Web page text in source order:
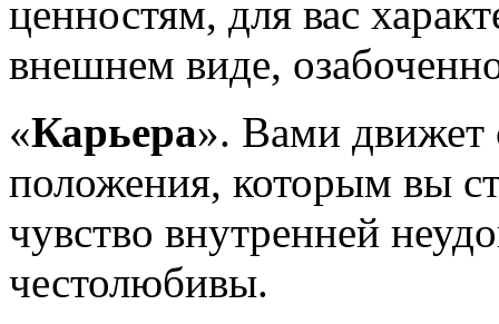
ценностям, для вас
внешнем виде,
«Карьера». Вами движет
положения, которым вы
чувство внутренней
честолюбивы.